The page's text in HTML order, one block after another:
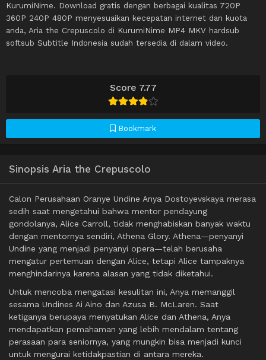
Score 7.77
Bookmark
KurumiNime. Download gratis dengan berbagai kualitas 720P
360P 240P 480P menyesuaikan kecepatan internet dan kuota
anda, Aria the Crepuscolo di KurumiNime MP4 MKV hardsub
softsub Subtitle Indonesia sudah tersedia di dalam video.
Sinopsis Aria the Crepuscolo
Calon Perusahaan Oranye Undine Anya Dostoyevskaya merasa
sedih saat mengetahui bahwa mentor pendayung
gondolanya, Alice Carroll, tidak menghabiskan banyak waktu
dengan mentornya sendiri, Athena Glory. Athena—penyanyi
Undine yang menjadi penyanyi opera—telah berusaha
mengatur pertemuan dengan Alice, tetapi Alice tampaknya
menghindarinya karena alasan yang tidak diketahui.
Untuk mencoba mengatasi kesulitan ini, Anya memanggil
sesama Undines Ai Aino dan Azusa B. McLaren. Saat
ketiganya berupaya menyatukan Alice dan Athena, Anya
mendapatkan pemahaman yang lebih mendalam tentang
perasaan para seniornya, yang mungkin bisa menjadi kunci
untuk mengurai ketidakpastian di antara mereka.